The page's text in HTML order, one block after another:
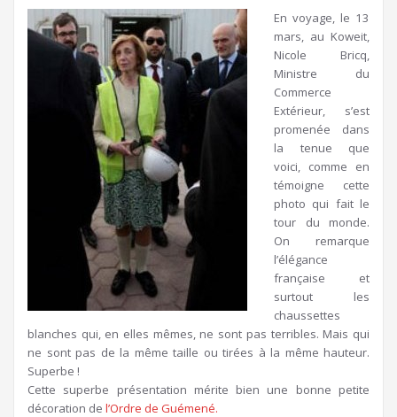
En voyage, le 13
mars, au Koweit,
Nicole Bricq,
Ministre du
Commerce
Extérieur, s’est
promenée dans
la tenue que
voici, comme en
témoigne cette
photo qui fait le
tour du monde.
On remarque
l’élégance
française et
surtout les
chaussettes
blanches qui, en elles mêmes, ne sont pas terribles. Mais qui
ne sont pas de la même taille ou tirées à la même hauteur.
Superbe !
Cette superbe présentation mérite bien une bonne petite
décoration de l’Ordre de Guémené.